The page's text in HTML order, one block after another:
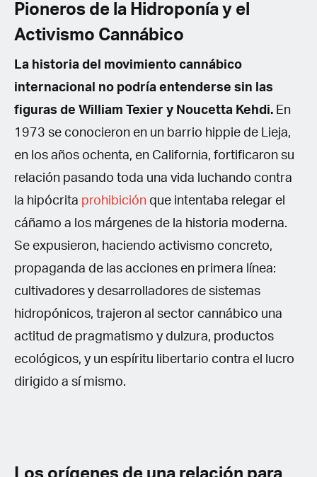
Pioneros de la Hidroponía y el
Activismo Cannábico
La historia del movimiento cannábico
internacional no podría entenderse sin las
figuras de William Texier y Noucetta Kehdi. En
1973 se conocieron en un barrio hippie de Lieja,
en los años ochenta, en California, fortificaron su
relación pasando toda una vida luchando contra
la hipócrita prohibición que intentaba relegar el
cáñamo a los márgenes de la historia moderna.
Se expusieron, haciendo activismo concreto,
propaganda de las acciones en primera línea:
cultivadores y desarrolladores de sistemas
hidropónicos, trajeron al sector cannábico una
actitud de pragmatismo y dulzura, productos
ecológicos, y un espíritu libertario contra el lucro
dirigido a sí mismo.